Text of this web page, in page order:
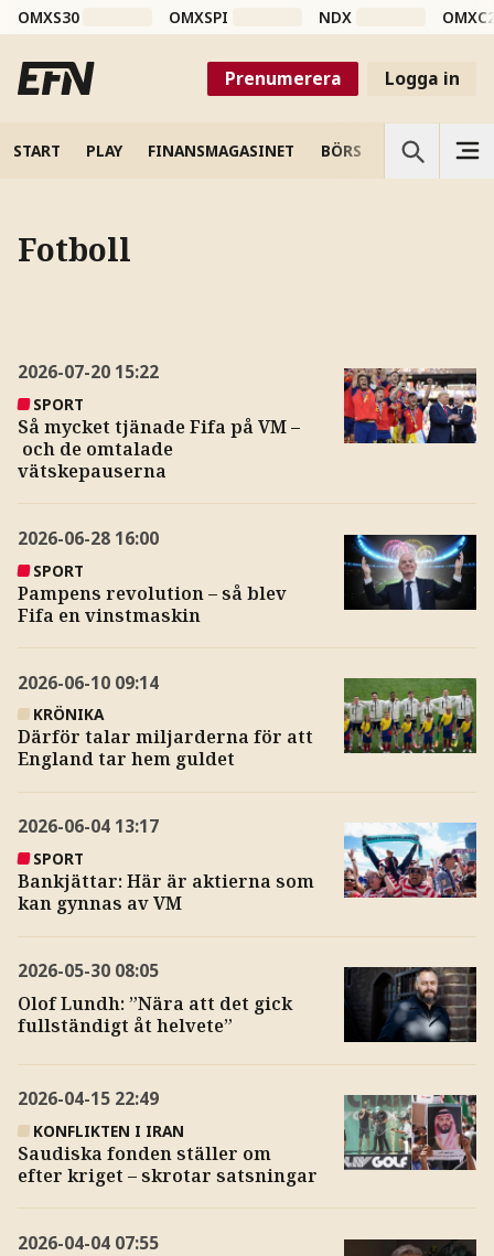
OMXS30 OMXSPI NDX
Prenumerera Logga in
START PLAY FINANSMAGASINET BÖRS VETENSKAP
Fotboll
2026-07-20 15:22
SPORT
Så mycket tjänade Fifa på VM –
och de omtalade
vätskepauserna
2026-06-28 16:00
SPORT
Pampens revolution – så blev
Fifa en vinstmaskin
2026-06-10 09:14
KRÖNIKA
Därför talar miljarderna för att
England tar hem guldet
2026-06-04 13:17
SPORT
Bankjättar: Här är aktierna som
kan gynnas av VM
2026-05-30 08:05
Olof Lundh: ”Nära att det gick
fullständigt åt helvete”
2026-04-15 22:49
KONFLIKTEN I IRAN
Saudiska fonden ställer om
efter kriget – skrotar satsningar
2026-04-04 07:55